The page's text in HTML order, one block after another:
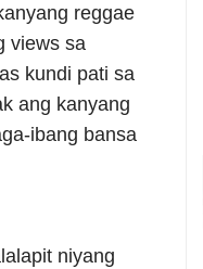
reggae
views sa
kundi pati sa
ang kanyang
ibang bansa
niyang